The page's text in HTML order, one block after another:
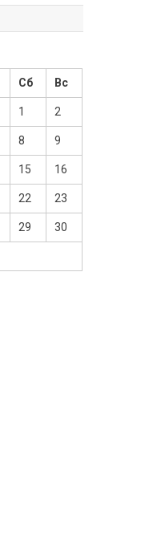
Сб Вс
1 2
8 9
15 16
22 23
29 30